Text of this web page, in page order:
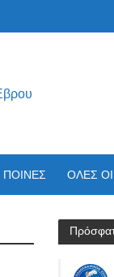
ΠΟΙΝΕΣ ΟΛΕΣ